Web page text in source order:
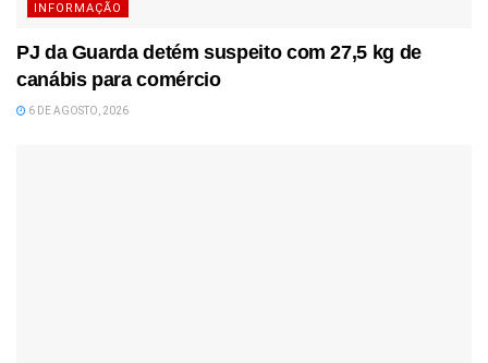
INFORMAÇÃO
PJ da Guarda detém suspeito com 27,5 kg de
canábis para comércio
6 DE AGOSTO, 2026